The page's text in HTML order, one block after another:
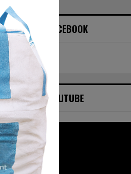
NASZ FACEBOOK
NASZ YOUTUBE